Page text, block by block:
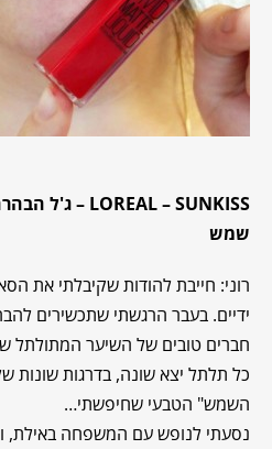
LOREAL – SUNKISS –
ג'ל
שמש
רוני: חייבת להודות שקיבלתי את
ידיים. בעבר הרגשתי שתכשירים
חברים טובים של השיער המתולתל
כל תלתל יצא שונה, בדרגות שונות
השמש" הטבעי שחיפשתי…
נסעתי לנופש עם המשפחה באילת,